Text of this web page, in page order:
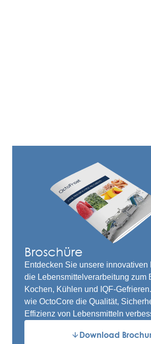
Broschüre
Entdecken Sie unsere innovativen
die Lebensmittelverarbeitung zum
Kochen, Kühlen und IQF-
wie OctoCore die Qualität,
Effizienz von Lebensmitteln
Download